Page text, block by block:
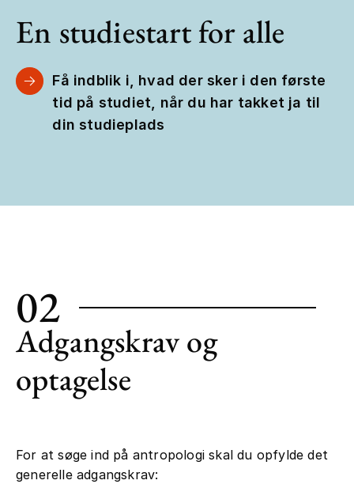
En studiestart for alle
Få indblik i, hvad der sker i den første
tid på studiet, når du har takket ja til
din studieplads
02
Adgangskrav og
optagelse
For at søge ind på antropologi skal du opfylde det
generelle adgangskrav: